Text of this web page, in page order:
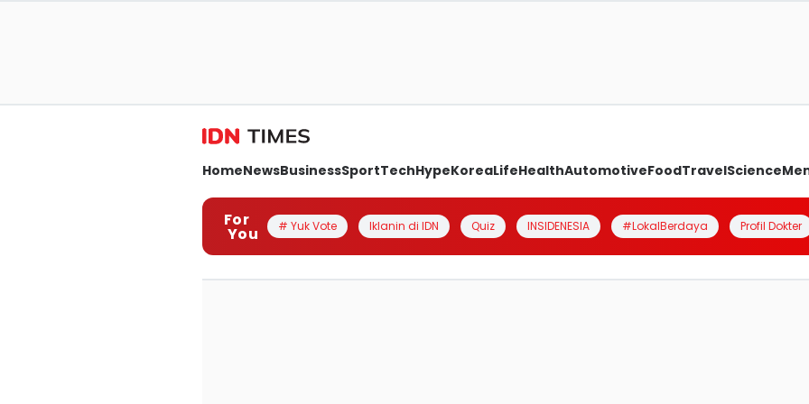
HomeNewsBusinessSportTechHypeKoreaLifeHealthAutomotiveFoodTravelScience
For
You # Yuk Vote Iklanin di IDN Quiz INSIDENESIA #LokalBerdaya Profil Dokter